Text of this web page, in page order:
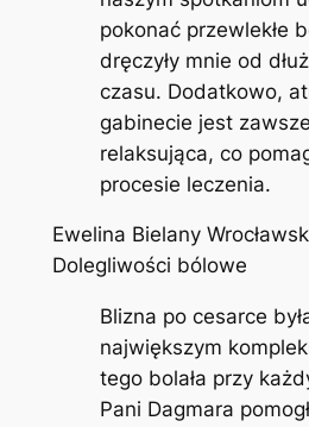
pokonać przewlekłe
dręczyły mnie od
czasu. Dodatkowo,
gabinecie jest
relaksująca, co
procesie leczenia.
Ewelina Bielany
Dolegliwości bólowe
Blizna po cesarce
największym
tego bolała przy
Pani Dagmara